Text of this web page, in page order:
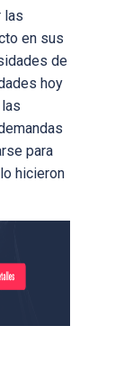
las
en sus
de
hoy
para
hicieron